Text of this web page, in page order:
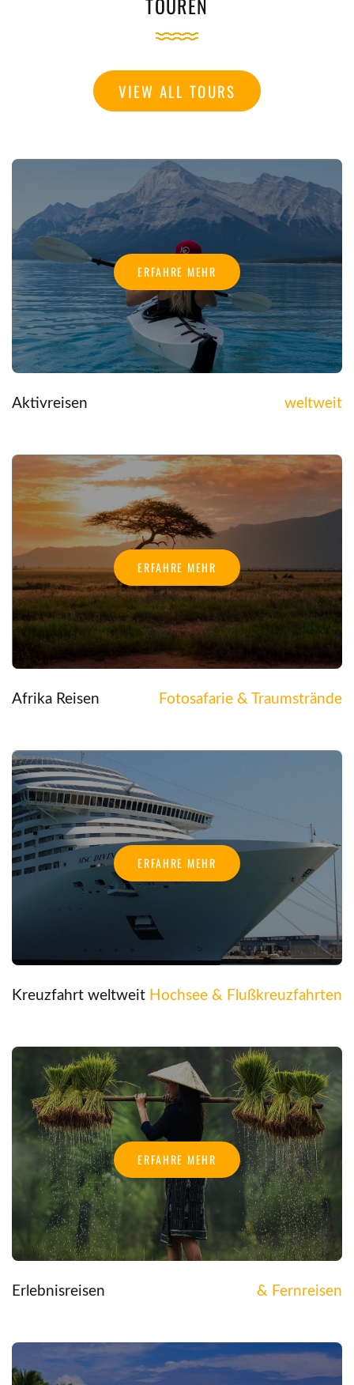
VIEW ALL TOURS
ERFAHRE MEHR
Aktivreisen weltweit
ERFAHRE MEHR
Afrika Reisen Fotosafarie & Traumstrände
ERFAHRE MEHR
Kreuzfahrt weltweit Hochsee & Flußkreuzfahrten
ERFAHRE MEHR
Erlebnisreisen & Fernreisen